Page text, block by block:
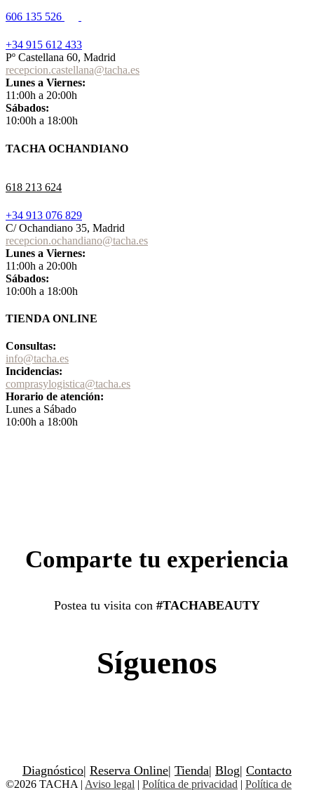
606 135 526
+34 915 612 433
Pº Castellana 60, Madrid
recepcion.castellana@tacha.es
Lunes a Viernes:
11:00h a 20:00h
Sábados:
10:00h a 18:00h
TACHA OCHANDIANO
618 213 624
+34 913 076 829
C/ Ochandiano 35, Madrid
recepcion.ochandiano@tacha.es
Lunes a Viernes:
11:00h a 20:00h
Sábados:
10:00h a 18:00h
TIENDA ONLINE
Consultas:
info@tacha.es
Incidencias:
comprasylogistica@tacha.es
Horario de atención:
Lunes a Sábado
10:00h a 18:00h
Comparte tu experiencia
Postea tu visita con #TACHABEAUTY
Síguenos
Diagnóstico| Reserva Online| Tienda| Blog| Contacto
©2026 TACHA | Aviso legal | Política de privacidad | Política de